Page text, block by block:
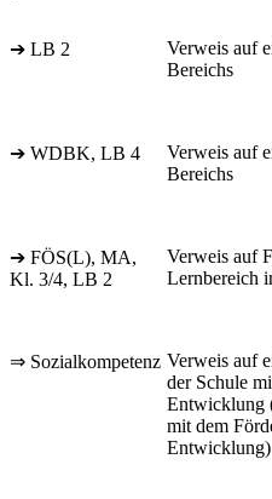
➔ LB 2
Verweis auf
Bereichs
➔ WDBK, LB 4
Verweis auf
Bereichs
➔ FÖS(L), MA,
Kl. 3/4, LB 2
Verweis auf
Lernbereich
⇒ Sozialkompetenz Verweis auf
der Schule
Entwicklung
mit dem
Entwicklung)